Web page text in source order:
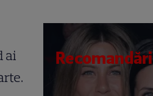
ai
Recomandări